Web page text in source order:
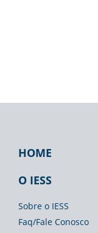
Footer
IESS
HOME
O IESS
Sobre o IESS
Faq/Fale Conosco
Footer
Biblioteca
Footer
Espaço
Imprensa